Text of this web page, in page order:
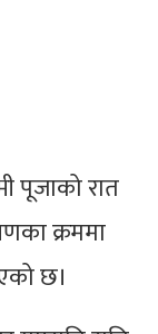
पूजाको रात
क्रममा
छ।